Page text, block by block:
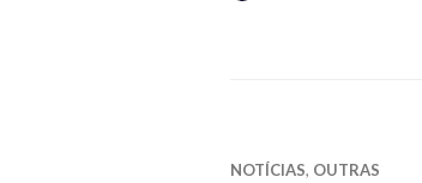
NOTÍCIAS, OUTRAS